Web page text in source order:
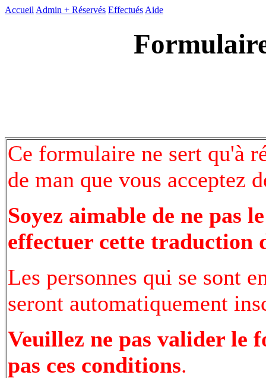
Accueil Admin + Réservés Effectués Aide
Ce formulaire ne sert qu'à
de man que vous acceptez
Soyez aimable de ne pas
effectuer cette traduction
Les personnes qui se sont
seront automatiquement
Veuillez ne pas valider le
pas ces conditions.